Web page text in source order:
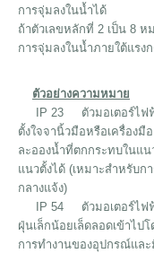
การจุ่มลงในน้ำได้
ถ้าตัวเลขหลักที่ 2 เป็น 8 ห
การจุ่มลงในน้ำภายใต้แรง
ตัวอย่างความหมาย
IP 23 ตัวมอเตอร์ไฟฟ้
ตั้งใจจานิ้วมือหรือเครื่อง
ละอองน้ำที่ตกกระทบในแ
แนวตั้งได้ (เหมาะสำหรับก
กลางแจ้ง)
IP 54 ตัวมอเตอร์ไฟฟ้
ฝุ่นเล็กน้อยเล็ดลอดเข้าไป
การทำงานของอุปกรณ์แล